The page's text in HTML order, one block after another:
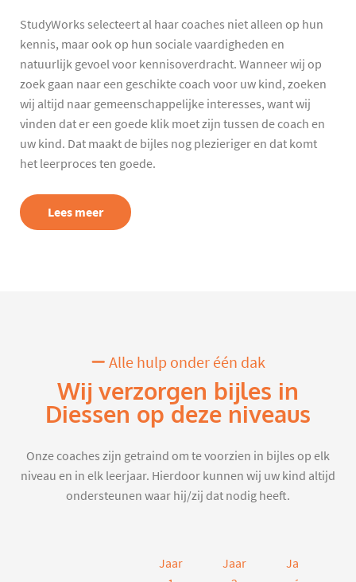
StudyWorks selecteert al haar coaches niet alleen op hun
kennis, maar ook op hun sociale vaardigheden en
natuurlijk gevoel voor kennisoverdracht. Wanneer wij op
zoek gaan naar een geschikte coach voor uw kind, zoeken
wij altijd naar gemeenschappelijke interesses, want wij
vinden dat er een goede klik moet zijn tussen de coach en
uw kind. Dat maakt de bijles nog plezieriger en dat komt
het leerproces ten goede.
Lees meer
Alle hulp onder één dak
Wij verzorgen bijles in
Diessen op deze niveaus
Onze coaches zijn getraind om te voorzien in bijles op elk
niveau en in elk leerjaar. Hierdoor kunnen wij uw kind altijd
ondersteunen waar hij/zij dat nodig heeft.
Jaar
Jaar
Jaar